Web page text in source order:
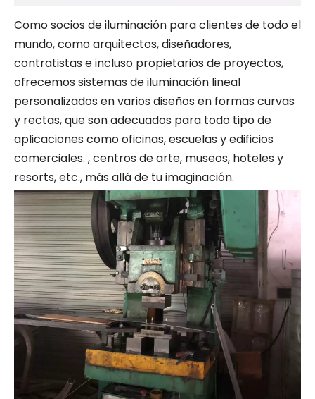
Como socios de iluminación para clientes de todo el
mundo, como arquitectos, diseñadores,
contratistas e incluso propietarios de proyectos,
ofrecemos sistemas de iluminación lineal
personalizados en varios diseños en formas curvas
y rectas, que son adecuados para todo tipo de
aplicaciones como oficinas, escuelas y edificios
comerciales. , centros de arte, museos, hoteles y
resorts, etc., más allá de tu imaginación.